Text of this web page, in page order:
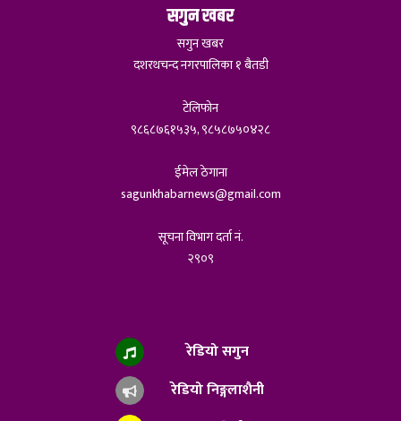
सगुन खबर
सगुन खबर
दशरथचन्द नगरपालिका १ बैतडी
टेलिफोन
९८६८७६१५३५, ९८५८७५०४२८
ईमेल ठेगाना
sagunkhabarnews@gmail.com
सूचना विभाग दर्ता नं.
२९०९
रेडियो सगुन
रेडियो निङ्गलाशैनी